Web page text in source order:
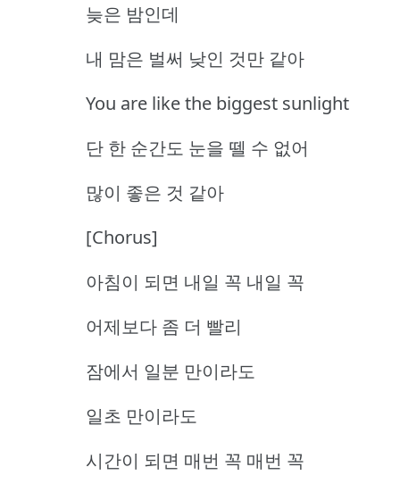
늦은 밤인데
내 맘은 벌써 낮인 것만 같아
You are like the biggest sunlight
단 한 순간도 눈을 뗄 수 없어
많이 좋은 것 같아
[Chorus]
아침이 되면 내일 꼭 내일 꼭
어제보다 좀 더 빨리
잠에서 일분 만이라도
일초 만이라도
시간이 되면 매번 꼭 매번 꼭